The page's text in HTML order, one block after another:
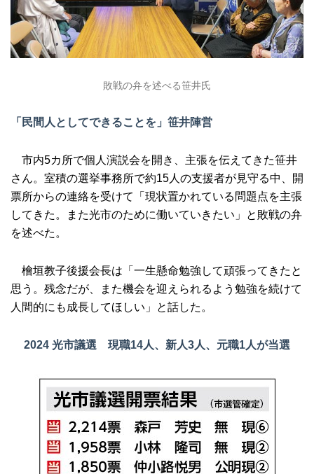
敗戦の弁を述べる笹井氏
「民間人としてできることを」笹井陣営
市内5カ所で個人演説会を開き、主張を伝えてきた笹井
さん。室積の選挙事務所で約15人の支援者が見守る中、開
票所からの連絡を受けて「現状置かれている問題点を主張
してきた。また光市のために働いていきたい」と敗戦の弁
を述べた。
檜垣教子後援会長は「一生懸命勉強して頑張ってきたと
思う。残念だが、また機会を迎えられるよう勉強を続けて
人間的にも成長してほしい」と話した。
2024 光市議選 現職14人、新人3人、元職1人が当選